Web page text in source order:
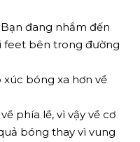
đang nhắm đến
feet bên trong đường
bóng xa hơn về
phía lề, vì vậy về cơ
bóng thay vì vung